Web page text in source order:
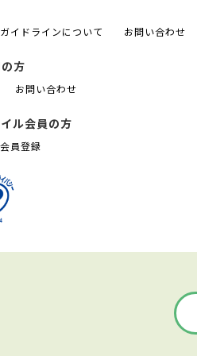
イドラインについて お問い合わせ
方
お問い合わせ
ル会員の方
会員登録